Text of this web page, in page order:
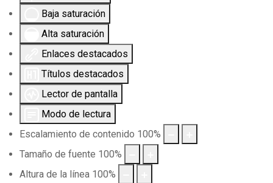
Baja saturación
Alta saturación
Enlaces destacados
Títulos destacados
Lector de pantalla
Modo de lectura
Escalamiento de contenido 100%
Tamaño de fuente 100%
Altura de la línea 100%